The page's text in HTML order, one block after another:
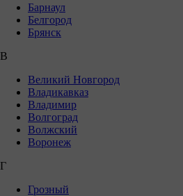
Барнаул
Белгород
Брянск
В
Великий Новгород
Владикавказ
Владимир
Волгоград
Волжский
Воронеж
Г
Грозный